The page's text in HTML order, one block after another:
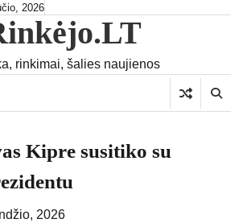
2026
rinkimai, šalies naujienos
Kipre susitiko su
2026